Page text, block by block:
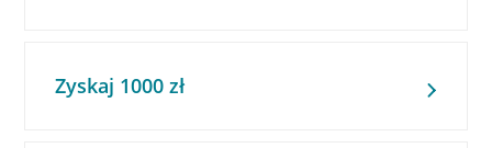
Zyskaj 1000 zł